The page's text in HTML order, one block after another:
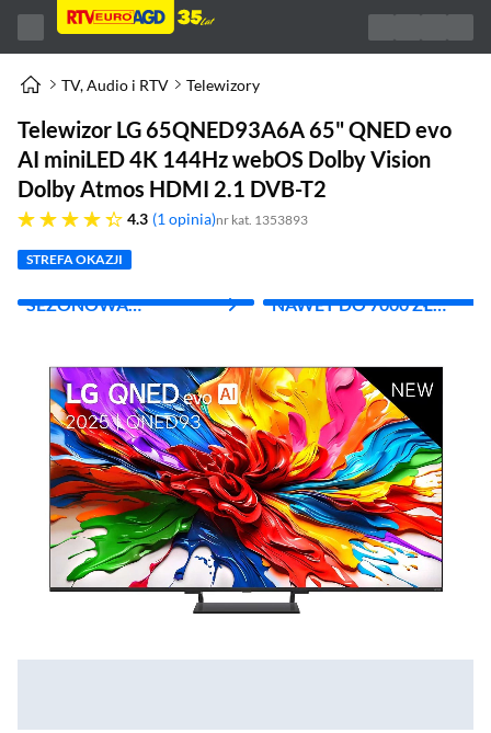
TV, Audio i RTV Telewizory
Telewizor LG 65QNED93A6A 65" QNED evo
AI miniLED 4K 144Hz webOS Dolby Vision
Dolby Atmos HDMI 2.1 DVB-T2
4.3
4.3 gwiazdek 1 opinia nr kat. 1353893
STREFA OKAZJI
SEZONOWA
NAWET DO 7000 ZŁ